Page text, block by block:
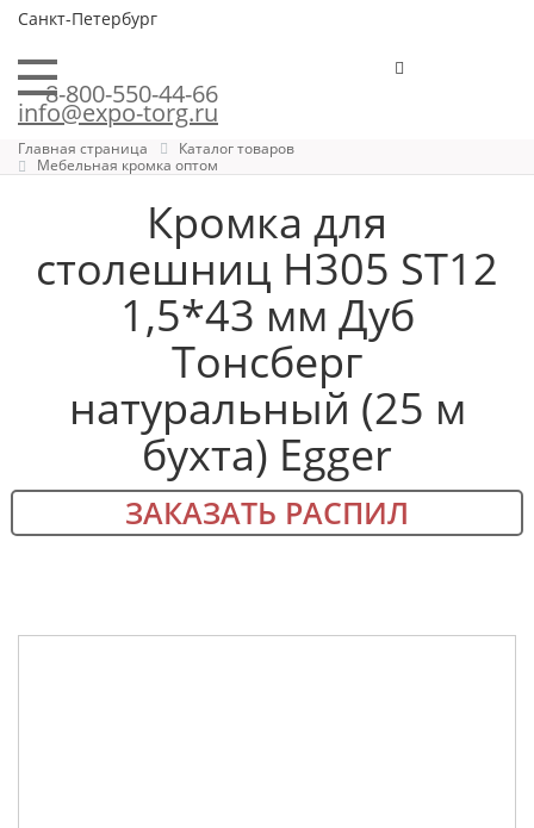
Санкт-Петербург
8-800-550-44-66
info@expo-torg.ru
Главная страница
Каталог товаров
Мебельная кромка оптом
Кромка для
столешниц H305 ST12
1,5*43 мм Дуб
Тонсберг
натуральный (25 м
бухта) Egger
ЗАКАЗАТЬ РАСПИЛ